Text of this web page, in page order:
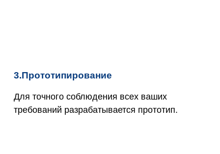
3.Прототипирование
Для точного соблюдения всех ваших
требований разрабатывается прототип.